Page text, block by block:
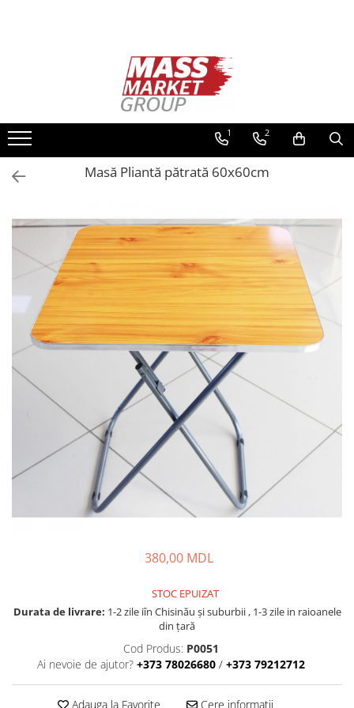
Lansete la crap
Mulinete la crap
Fire Crap
Accesorii nadire, sondare
Accesorii, monturi crap
Rod Pod, picheti, suporti
Carlige crap
Avertizoare si swingere
Pescuit Feeder, Stationar, Pluta
Lansete Feeder, Stationar, Pluta
Mulinete Feeder, Stationar, Pluta
Fire feeder, stationar
Plute si Indicatoare
Platforme feeder, suporturi,
tripoduri
Plumbi, cosulete, momitoare
Carlige Feeder, Stationar
Mincioguri si juvelnice
Mulinete la rapitor
Fire rapitor
1 2
Masă Pliantă pătrată 60x60cm
380,00 MDL
STOC EPUIZAT
Durata de livrare: 1-2 zile iîn Chisinău şi suburbii , 1-3 zile in raioanele
din țară
Cod Produs: P0051
Ai nevoie de ajutor? +373 78026680 / +373 79212712
Adauga la Favorite Cere informatii